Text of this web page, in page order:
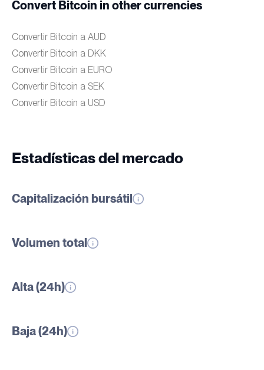
Convert Bitcoin in other currencies
Convertir Bitcoin a AUD
Convertir Bitcoin a DKK
Convertir Bitcoin a EURO
Convertir Bitcoin a SEK
Convertir Bitcoin a USD
Estadísticas del mercado
Capitalización bursátil
Volumen total
Alta (24h)
Baja (24h)